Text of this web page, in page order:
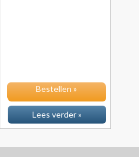
Bestellen »
Lees verder »